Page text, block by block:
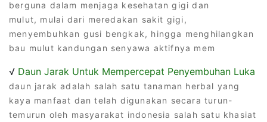
berguna dalam menjaga kesehatan gigi dan
mulut, mulai dari meredakan sakit gigi,
menyembuhkan gusi bengkak, hingga menghilangkan
bau mulut kandungan senyawa aktifnya mem
√ Daun Jarak Untuk Mempercepat Penyembuhan Luka
daun jarak adalah salah satu tanaman herbal yang
kaya manfaat dan telah digunakan secara turun-
temurun oleh masyarakat indonesia salah satu khasiat